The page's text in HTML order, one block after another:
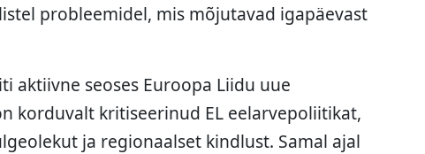
probleemidel, mis mõjutavad igapäevast
aktiivne seoses Euroopa Liidu uue
korduvalt kritiseerinud EL eelarvepoliitikat,
ja regionaalset kindlust. Samal ajal